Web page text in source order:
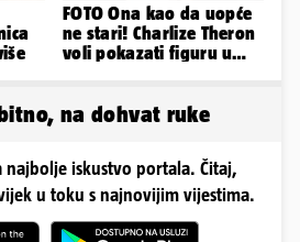
FOTO Ona kao da uopće
ne stari! Charlize Theron
voli pokazati figuru u
na dohvat ruke
najbolje iskustvo portala. Čitaj,
u toku s najnovijim vijestima.